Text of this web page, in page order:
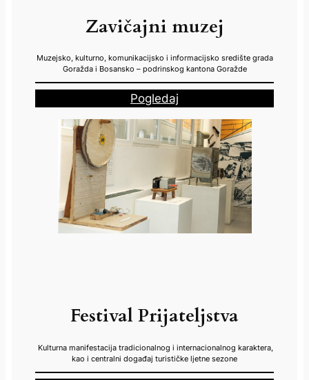
Zavičajni muzej
Muzejsko, kulturno, komunikacijsko i informacijsko središte grada
Goražda i Bosansko – podrinskog kantona Goražde
Pogledaj
Festival Prijateljstva
Kulturna manifestacija tradicionalnog i internacionalnog karaktera,
kao i centralni događaj turističke ljetne sezone